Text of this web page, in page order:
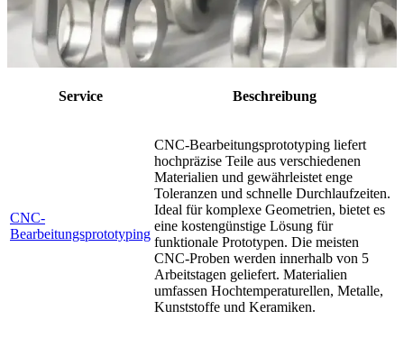
Service Beschreibung
CNC-
Bearbeitungsprototyping
CNC-Bearbeitungsprototyping liefert
hochpräzise Teile aus verschiedenen
Materialien und gewährleistet enge
Toleranzen und schnelle Durchlaufzeiten.
Ideal für komplexe Geometrien, bietet es
eine kostengünstige Lösung für
funktionale Prototypen. Die meisten
CNC-Proben werden innerhalb von 5
Arbeitstagen geliefert. Materialien
umfassen Hochtemperaturellen, Metalle,
Kunststoffe und Keramiken.